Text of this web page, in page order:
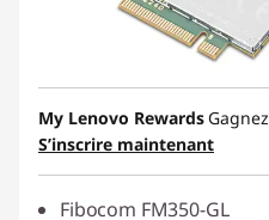
My Lenovo Rewards Gagnez
S’inscrire maintenant
Fibocom FM350-GL